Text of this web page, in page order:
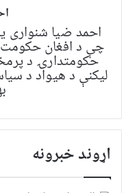
احمد ضیا شنواری
چې د افغان حکومت
حکومتدارۍ د
لیکنې د هیواد د
اړوند خبرونه